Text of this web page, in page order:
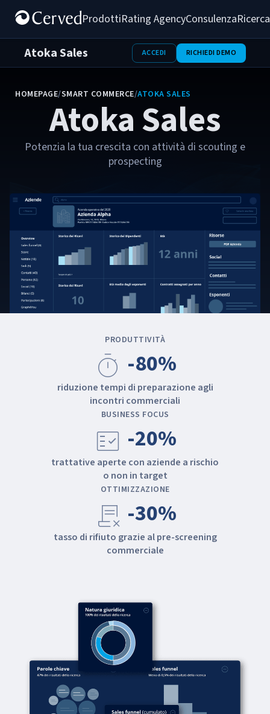
ProdottiRating AgencyConsulenza
Atoka Sales RICHIEDI DEMO
ACCEDI
HOMEPAGE/SMART COMMERCE/ATOKA SALES
Atoka Sales
Potenzia la tua crescita con attività di scouting e
prospecting
PRODUTTIVITÀ
timer -80%
riduzione tempi di preparazione agli
incontri commerciali
BUSINESS FOCUS
fact_check -20%
trattative aperte con aziende a rischio
o non in target
OTTIMIZZAZIONE
contract_delete -30%
tasso di rifiuto grazie al pre-screening
commerciale